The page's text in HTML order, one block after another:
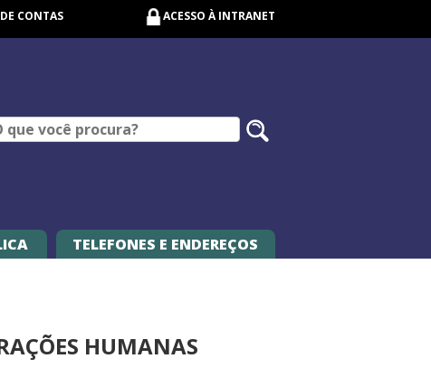
CONTAS ACESSO À INTRANET
TELEFONES E ENDEREÇOS
HUMANAS